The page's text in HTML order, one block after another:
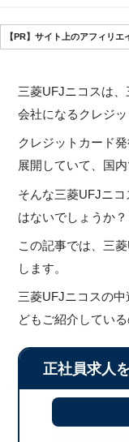
【PR】サイト上のアフィリ
三菱UFJニコスは
会社になるクレジッ
クレジットカード
展開していて、国
そんな三菱UFJニ
はないでしょうか？
この記事では、三
します。
三菱UFJニコスの
どもご紹介してい
正社員求人